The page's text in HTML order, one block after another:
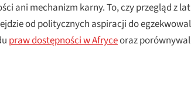
ani mechanizm karny. To, czy przegląd z
od politycznych aspiracji do
praw dostępności w Afryceoraz